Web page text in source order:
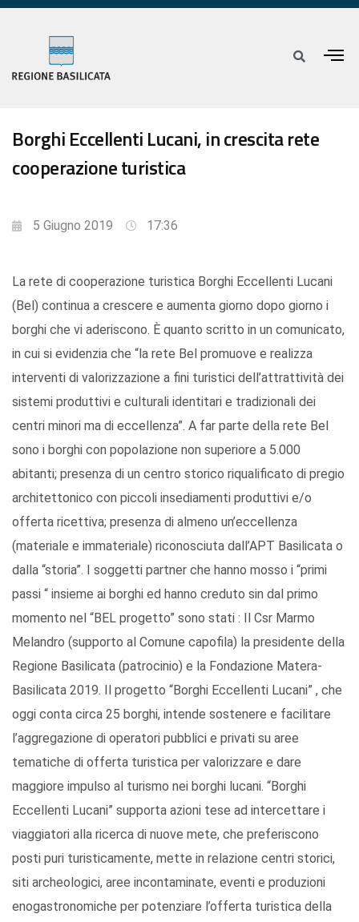
Borghi Eccellenti Lucani, in crescita rete
cooperazione turistica
5 Giugno 2019 17:36
La rete di cooperazione turistica Borghi Eccellenti Lucani
(Bel) continua a crescere e aumenta giorno dopo giorno i
borghi che vi aderiscono. È quanto scritto in un comunicato,
in cui si evidenzia che “la rete Bel promuove e realizza
interventi di valorizzazione a fini turistici dell’attrattività dei
sistemi produttivi e culturali identitari e tradizionali dei
centri minori ma di eccellenza”. A far parte della rete Bel
sono i borghi con popolazione non superiore a 5.000
abitanti; presenza di un centro storico riqualificato di pregio
architettonico con piccoli insediamenti produttivi e/o
offerta ricettiva; presenza di almeno un’eccellenza
(materiale e immateriale) riconosciuta dall’APT Basilicata o
dalla “storia”. I soggetti partner che hanno mosso i “primi
passi “ insieme ai borghi ed hanno creduto sin dal primo
momento nel “BEL progetto” sono stati : Il Csr Marmo
Melandro (supporto al Comune capofila) la presidente della
Regione Basilicata (patrocinio) e la Fondazione Matera-
Basilicata 2019. Il progetto “Borghi Eccellenti Lucani” , che
oggi conta circa 25 borghi, intende sostenere e facilitare
l’aggregazione di operatori pubblici e privati su aree
tematiche di offerta turistica per valorizzare e dare
maggiore impulso al turismo nei borghi lucani. “Borghi
Eccellenti Lucani” supporta azioni tese ad intercettare i
viaggiatori alla ricerca di nuove mete, che preferiscono
posti puri turisticamente, mette in relazione centri storici,
siti archeologici, aree incontaminate, eventi e produzioni
enogastronomiche per potenziare l’offerta turistica della